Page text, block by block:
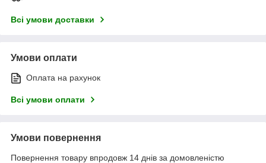
Всі умови доставки
Умови оплати
Оплата на рахунок
Всі умови оплати
Умови повернення
Повернення товару впродовж 14 днів за домовленістю